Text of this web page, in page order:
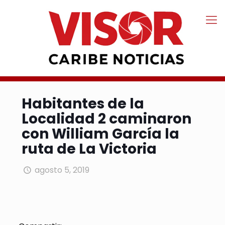
Habitantes de la
Localidad 2 caminaron
con William García la
ruta de La Victoria
agosto 5, 2019